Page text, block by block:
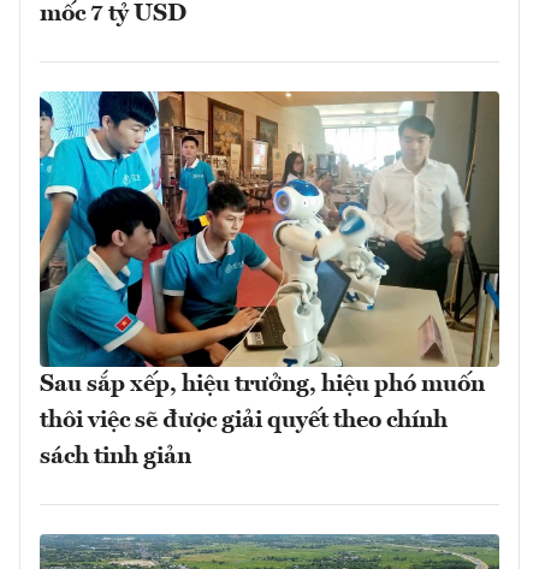
mốc 7 tỷ USD
Sau sắp xếp, hiệu trưởng, hiệu phó muốn
thôi việc sẽ được giải quyết theo chính
sách tinh giản